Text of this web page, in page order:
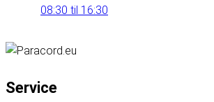
08:30 til 16:30
Service